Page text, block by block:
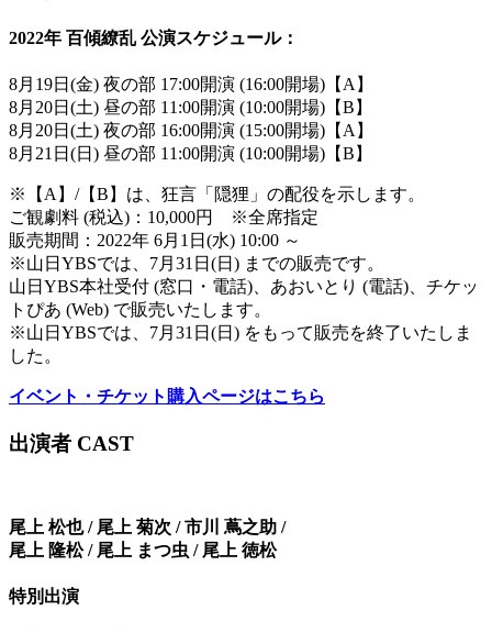
2022年 百傾繚乱 公演スケジュール：
8月19日(金) 夜の部 17:00開演 (16:00開場)【A】
8月20日(土) 昼の部 11:00開演 (10:00開場)【B】
8月20日(土) 夜の部 16:00開演 (15:00開場)【A】
8月21日(日) 昼の部 11:00開演 (10:00開場)【B】
※【A】/【B】は、狂言「隠狸」の配役を示します。
ご観劇料 (税込)：10,000円 ※全席指定
販売期間：2022年 6月1日(水) 10:00 ～
※山日YBSでは、7月31日(日) までの販売です。
山日YBS本社受付 (窓口・電話)、あおいとり (電話)、チケッ
トぴあ (Web) で販売いたします。
※山日YBSでは、7月31日(日) をもって販売を終了いたしま
した。
イベント・チケット購入ページはこちら
出演者 CAST
尾上 松也 / 尾上 菊次 / 市川 蔦之助 /
尾上 隆松 / 尾上 まつ虫 / 尾上 徳松
特別出演